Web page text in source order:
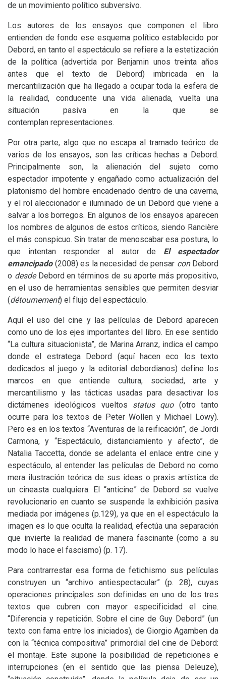
de un movimiento político subversivo.
Los autores de los ensayos que componen el libro
entienden de fondo ese esquema político establecido por
Debord, en tanto el espectáculo se refiere a la estetización
de la política (advertida por Benjamin unos treinta años
antes que el texto de Debord) imbricada en la
mercantilización que ha llegado a ocupar toda la esfera de
la realidad, conducente una vida alienada, vuelta una
situación pasiva en la que se
contemplan representaciones.
Por otra parte, algo que no escapa al tramado teórico de
varios de los ensayos, son las críticas hechas a Debord.
Principalmente son, la alienación del sujeto como
espectador impotente y engañado como actualización del
platonismo del hombre encadenado dentro de una caverna,
y el rol aleccionador e iluminado de un Debord que viene a
salvar a los borregos. En algunos de los ensayos aparecen
los nombres de algunos de estos críticos, siendo Rancière
el más conspicuo. Sin tratar de menoscabar esa postura, lo
que intentan responder al autor de El espectador
emancipado(2008) es la necesidad de pensar conDebord
o desdeDebord en términos de su aporte más propositivo,
en el uso de herramientas sensibles que permiten desviar
(détournement) el flujo del espectáculo.
Aquí el uso del cine y las películas de Debord aparecen
como uno de los ejes importantes del libro. En ese sentido
“La cultura situacionista”, de Marina Arranz, indica el campo
donde el estratega Debord (aquí hacen eco los texto
dedicados al juego y la editorial debordianos) define los
marcos en que entiende cultura, sociedad, arte y
mercantilismo y las tácticas usadas para desactivar los
dictámenes ideológicos vueltos status quo(otro tanto
ocurre para los textos de Peter Wollen y Michael Löwy).
Pero es en los textos “Aventuras de la reificación”, de Jordi
Carmona, y “Espectáculo, distanciamiento y afecto”, de
Natalia Taccetta, donde se adelanta el enlace entre cine y
espectáculo, al entender las películas de Debord no como
mera ilustración teórica de sus ideas o praxis artística de
un cineasta cualquiera. El “anticine” de Debord se vuelve
revolucionario en cuanto se suspende la exhibición pasiva
mediada por imágenes (p.129), ya que en el espectáculo la
imagen es lo que oculta la realidad, efectúa una separación
que invierte la realidad de manera fascinante (como a su
modo lo hace el fascismo) (p. 17).
Para contrarrestar esa forma de fetichismo sus películas
construyen un “archivo antiespectacular” (p. 28), cuyas
operaciones principales son definidas en uno de los tres
textos que cubren con mayor especificidad el cine.
“Diferencia y repetición. Sobre el cine de Guy Debord” (un
texto con fama entre los iniciados), de Giorgio Agamben da
con la “técnica compositiva” primordial del cine de Debord:
el montaje. Este supone la posibilidad de repeticiones e
interrupciones (en el sentido que las piensa Deleuze),